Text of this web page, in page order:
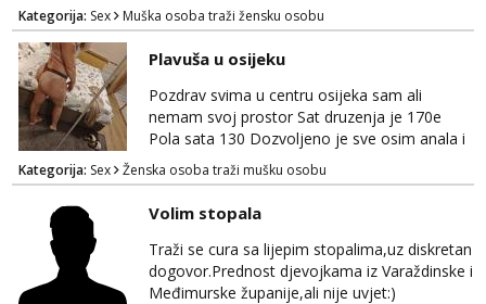
Kategorija: Sex Muška osoba traži žensku osobu
Plavuša u osijeku
Pozdrav svima u centru osijeka sam ali
nemam svoj prostor Sat druzenja je 170e
Pola sata 130 Dozvoljeno je sve osim anala i
grubosti Prodajem i svoja videa ako nekog
zanima Za dogovor javite se na wocap
0919282417
Kategorija: Sex Ženska osoba traži mušku osobu
Volim stopala
Traži se cura sa lijepim stopalima,uz diskretan
dogovor.Prednost djevojkama iz Varaždinske i
Međimurske županije,ali nije uvjet:)